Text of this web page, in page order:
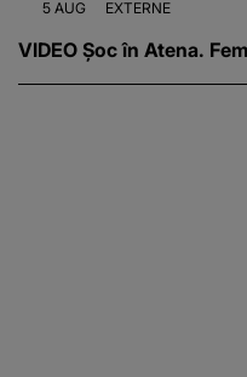
5 AUG EXTERNE
VIDEO Șoc în Atena.